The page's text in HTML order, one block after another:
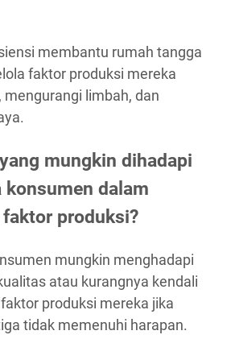
membantu rumah tangga
faktor produksi mereka
mengurangi limbah, dan
mungkin dihadapi
konsumen dalam
produksi?
mungkin menghadapi
atau kurangnya kendali
produksi mereka jika
tidak memenuhi harapan.